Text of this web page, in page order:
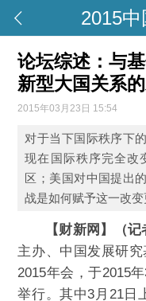
2015
论坛综述：与
新型大国关系
2015年03月23日 15:54
对于当下国际秩序下
现在国际秩序完全改
区；美国对中国提出
战是如何赋予这一改
【财新网】（记
主办、中国发展研
2015年会，于2015
举行。其中3月21日